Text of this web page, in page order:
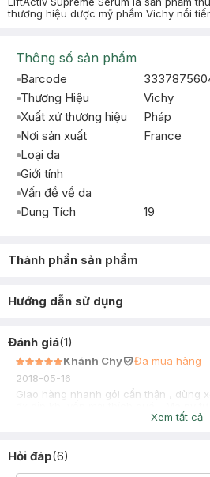
thương hiệu dược mỹ phẩm Vichy nổi
Thông số sản phẩm
Barcode
Thương Hiệu
Vichy
Xuất xứ thương hiệu
Pháp
Nơi sản xuất
France
Loại da
Giới tính
Vấn đề về da
Dung Tích
19
Thành phần sản phẩm
Hướng dẫn sử dụng
Đánh giá(1)
Khánh Chy
Đã mua hàng
2018-05-16
Giao hàng nhanh gói cẩn thận , dùng
Xem tất cả
Hỏi đáp(6)